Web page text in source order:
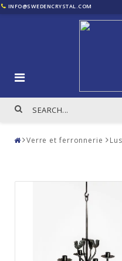
INFO@SWEDENCRYSTAL.COM
Verre et ferronnerie